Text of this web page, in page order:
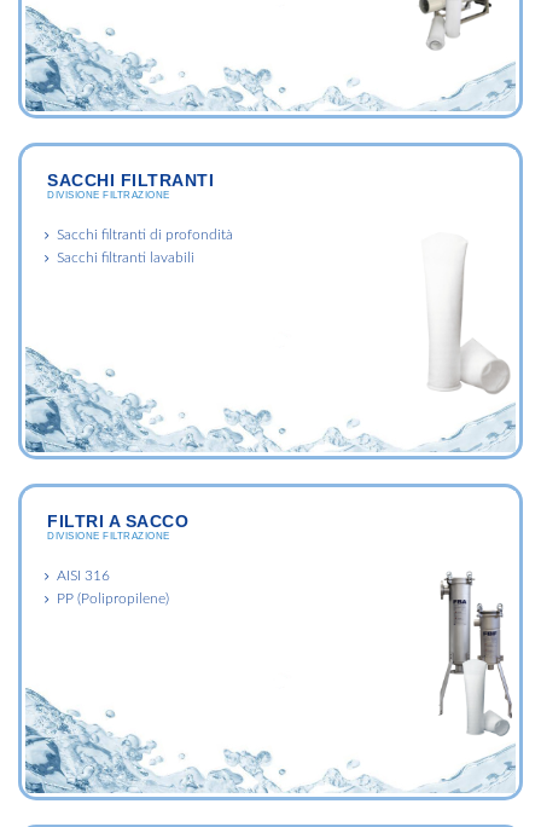
SACCHI FILTRANTI
DIVISIONE FILTRAZIONE
Sacchi filtranti di profondità
Sacchi filtranti lavabili
FILTRI A SACCO
DIVISIONE FILTRAZIONE
AISI 316
PP (Polipropilene)